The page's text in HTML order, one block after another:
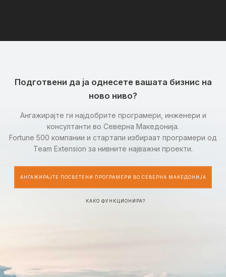
Подготвени да ја однесете вашата бизнис на
ново ниво?
Ангажирајте ги најдобрите програмери, инженери и
консултанти во Северна Македонија.
Fortune 500 компании и стартапи избираат програмери од
Team Extension за нивните најважни проекти.
АНГАЖИРАЈТЕ ПОСВЕТЕНИ ПРОГРАМЕРИ ВО СЕВЕРНА МАКЕДОНИЈА
КАКО ФУНКЦИОНИРА?